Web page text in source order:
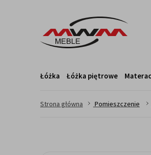
Łóżka Łóżka piętrowe
Strona główna > Pomieszczenie >